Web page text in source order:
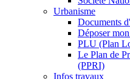
Urbanisme
Documents
Déposer
PLU (Plan
Le Plan de
(PPRI)
Infos travaux